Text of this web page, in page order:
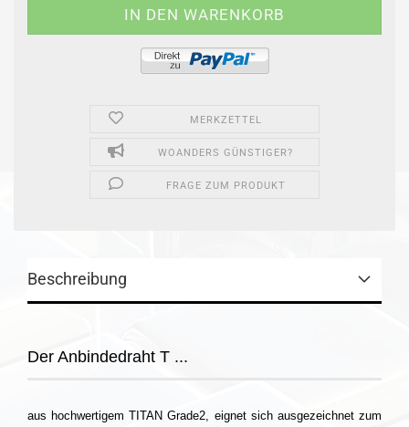
MERKZETTEL
WOANDERS GÜNSTIGER?
FRAGE ZUM PRODUKT
Beschreibung
Der Anbindedraht T ...
aus hochwertigem TITAN Grade2, eignet sich ausgezeichnet zum